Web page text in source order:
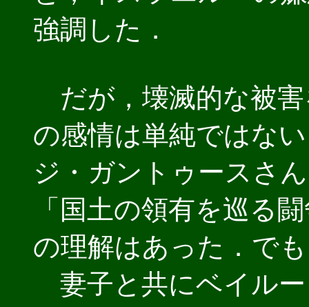
強調した．
だが，壊滅的な被
の感情は単純ではな
ジ・ガントゥースさ
「国土の領有を巡る
の理解はあった．で
妻子と共にベイル